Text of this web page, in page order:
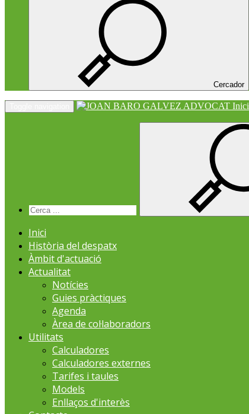
Cercador
Inici
Inici
Història del despatx
Àmbit d'actuació
Actualitat
Notícies
Guies pràctiques
Agenda
Àrea de col·laboradors
Utilitats
Calculadores
Calculadores externes
Tarifes i taules
Models
Enllaços d'interès